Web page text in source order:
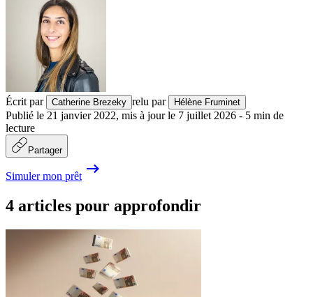
Écrit par Catherine Brezeky relu par Hélène Fruminet
Publié le 21 janvier 2022, mis à jour le 7 juillet 2026 - 5 min de
lecture
Partager
Simuler mon prêt
4 articles pour approfondir